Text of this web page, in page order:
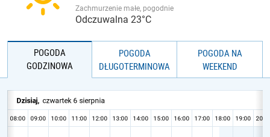
Zachmurzenie małe, pogodnie
Odczuwalna 23°C
POGODA
GODZINOWA
POGODA
DŁUGOTERMINOWA
POGODA NA
WEEKEND